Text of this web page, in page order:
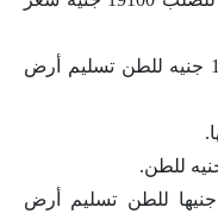
سجل سعر طن حديد المصريين 19100 جنيه للطن تسليم أرض
سجلت أسعار طن حديد عز 19170 جنيها للطن تسليم أرض